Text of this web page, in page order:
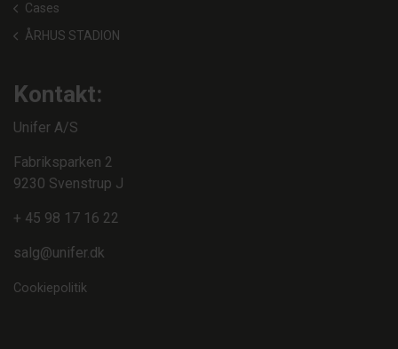
Cases
ÅRHUS STADION
Kontakt:
Unifer A/S
Fabriksparken 2
9230 Svenstrup J
+ 45 98 17 16 22
salg@unifer.dk
Cookiepolitik